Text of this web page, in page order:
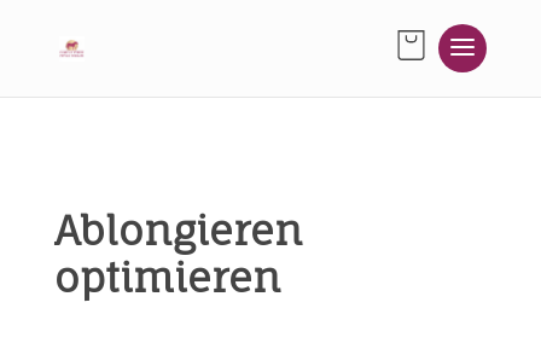
Ablongieren
optimieren